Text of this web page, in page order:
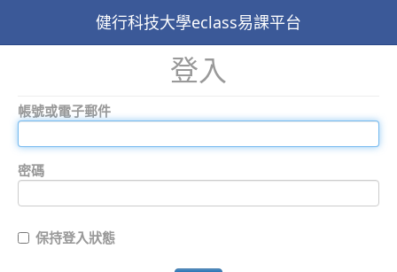
健行科技大學eclass易課平台
登入
帳號或電子郵件
密碼
保持登入狀態